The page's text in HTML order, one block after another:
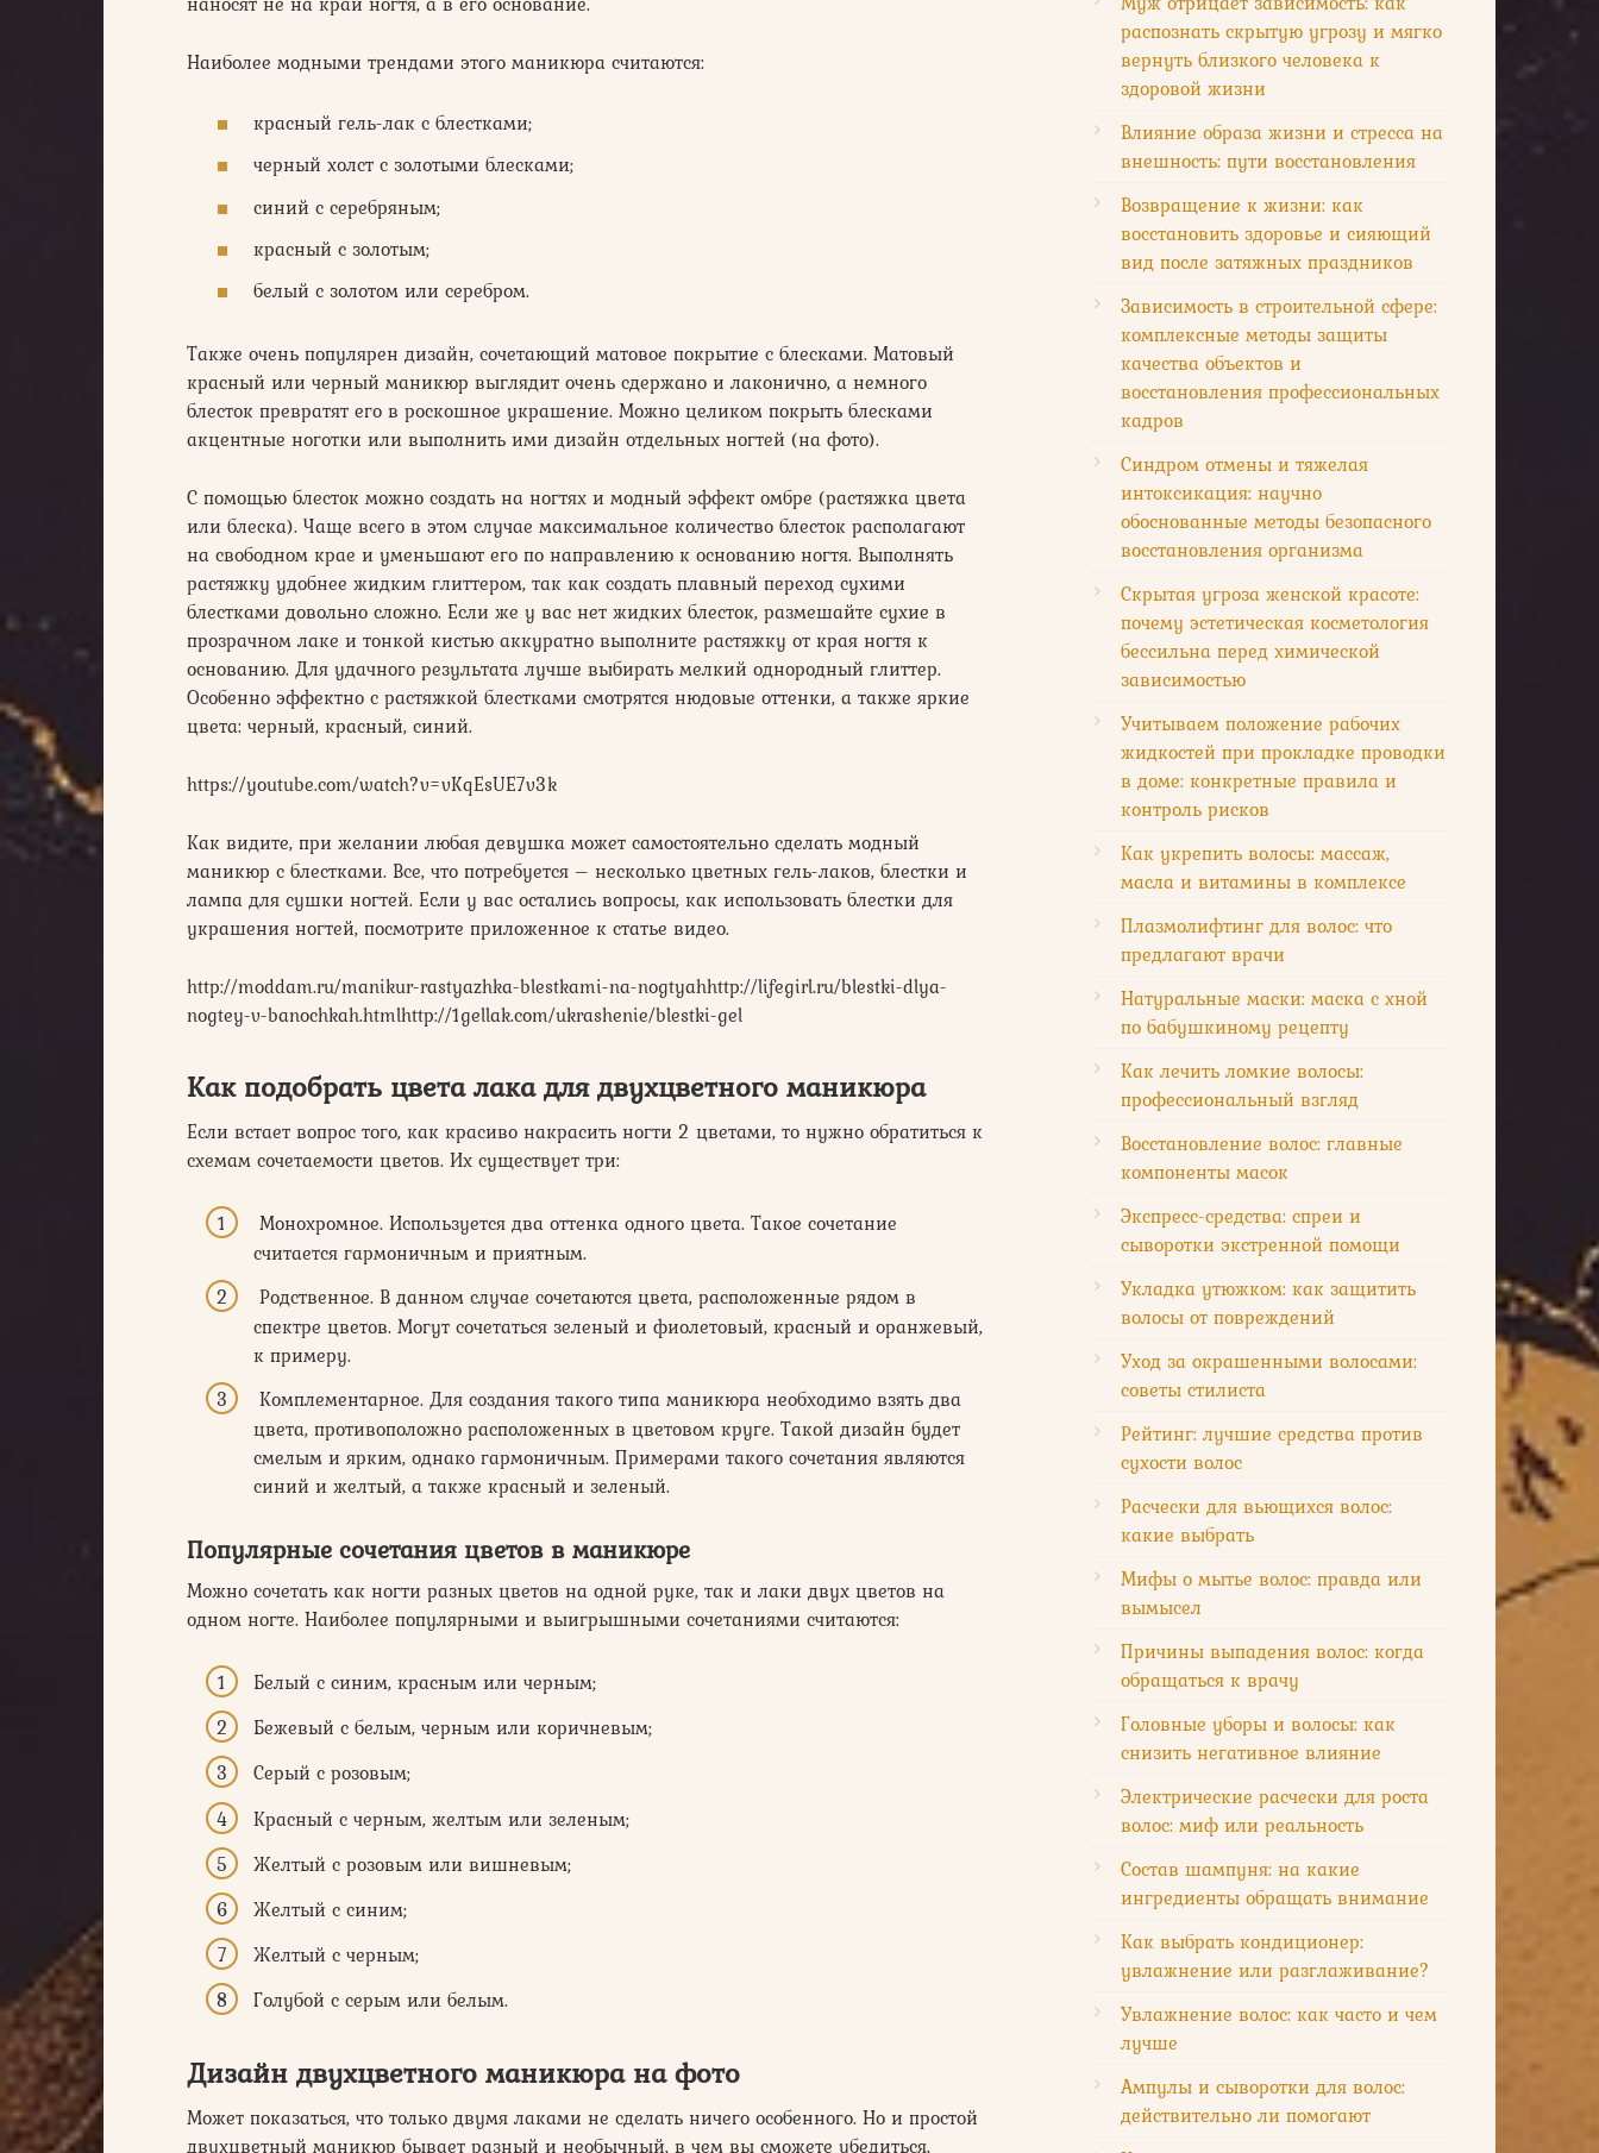
Наиболее модными трендами этого маникюра считаются:
красный гель-лак с блестками;
черный холст с золотыми блесками;
синий с серебряным;
красный с золотым;
белый с золотом или серебром.
Также очень популярен дизайн, сочетающий матовое покрытие с блесками. Матовый
красный или черный маникюр выглядит очень сдержано и лаконично, а немного
блесток превратят его в роскошное украшение. Можно целиком покрыть блесками
акцентные ноготки или выполнить ими дизайн отдельных ногтей (на фото).
С помощью блесток можно создать на ногтях и модный эффект омбре (растяжка цвета
или блеска). Чаще всего в этом случае максимальное количество блесток располагают
на свободном крае и уменьшают его по направлению к основанию ногтя. Выполнять
растяжку удобнее жидким глиттером, так как создать плавный переход сухими
блестками довольно сложно. Если же у вас нет жидких блесток, размешайте сухие в
прозрачном лаке и тонкой кистью аккуратно выполните растяжку от края ногтя к
основанию. Для удачного результата лучше выбирать мелкий однородный глиттер.
Особенно эффектно с растяжкой блестками смотрятся нюдовые оттенки, а также яркие
цвета: черный, красный, синий.
https://youtube.com/watch?v=vKqEsUE7v3k
Как видите, при желании любая девушка может самостоятельно сделать модный
маникюр с блестками. Все, что потребуется – несколько цветных гель-лаков, блестки и
лампа для сушки ногтей. Если у вас остались вопросы, как использовать блестки для
украшения ногтей, посмотрите приложенное к статье видео.
http://moddam.ru/manikur-rastyazhka-blestkami-na-nogtyahhttp://lifegirl.ru/blestki-dlya-
nogtey-v-banochkah.htmlhttp://1gellak.com/ukrashenie/blestki-gel
Как подобрать цвета лака для двухцветного маникюра
Если встает вопрос того, как красиво накрасить ногти 2 цветами, то нужно обратиться к
схемам сочетаемости цветов. Их существует три:
Монохромное. Используется два оттенка одного цвета. Такое сочетание
считается гармоничным и приятным.
Родственное. В данном случае сочетаются цвета, расположенные рядом в
спектре цветов. Могут сочетаться зеленый и фиолетовый, красный и оранжевый,
к примеру.
Комплементарное. Для создания такого типа маникюра необходимо взять два
цвета, противоположно расположенных в цветовом круге. Такой дизайн будет
смелым и ярким, однако гармоничным. Примерами такого сочетания являются
синий и желтый, а также красный и зеленый.
Популярные сочетания цветов в маникюре
Можно сочетать как ногти разных цветов на одной руке, так и лаки двух цветов на
одном ногте. Наиболее популярными и выигрышными сочетаниями считаются:
Белый с синим, красным или черным;
Бежевый с белым, черным или коричневым;
Серый с розовым;
Красный с черным, желтым или зеленым;
Желтый с розовым или вишневым;
Желтый с синим;
Желтый с черным;
Голубой с серым или белым.
Дизайн двухцветного маникюра на фото
Может показаться, что только двумя лаками не сделать ничего особенного. Но и простой
двухцветный маникюр бывает разный и необычный, в чем вы сможете убедиться,
распознать скрытую угрозу и мягко
вернуть близкого человека к
здоровой жизни
Влияние образа жизни и стресса на
внешность: пути восстановления
Возвращение к жизни: как
восстановить здоровье и сияющий
вид после затяжных праздников
Зависимость в строительной сфере:
комплексные методы защиты
качества объектов и
восстановления профессиональных
кадров
Синдром отмены и тяжелая
интоксикация: научно
обоснованные методы безопасного
восстановления организма
Скрытая угроза женской красоте:
почему эстетическая косметология
бессильна перед химической
зависимостью
Учитываем положение рабочих
жидкостей при прокладке проводки
в доме: конкретные правила и
контроль рисков
Как укрепить волосы: массаж,
масла и витамины в комплексе
Плазмолифтинг для волос: что
предлагают врачи
Натуральные маски: маска с хной
по бабушкиному рецепту
Как лечить ломкие волосы:
профессиональный взгляд
Восстановление волос: главные
компоненты масок
Экспресс-средства: спреи и
сыворотки экстренной помощи
Укладка утюжком: как защитить
волосы от повреждений
Уход за окрашенными волосами:
советы стилиста
Рейтинг: лучшие средства против
сухости волос
Расчески для вьющихся волос:
какие выбрать
Мифы о мытье волос: правда или
вымысел
Причины выпадения волос: когда
обращаться к врачу
Головные уборы и волосы: как
снизить негативное влияние
Электрические расчески для роста
волос: миф или реальность
Состав шампуня: на какие
ингредиенты обращать внимание
Как выбрать кондиционер:
увлажнение или разглаживание?
Увлажнение волос: как часто и чем
лучше
Ампулы и сыворотки для волос:
действительно ли помогают